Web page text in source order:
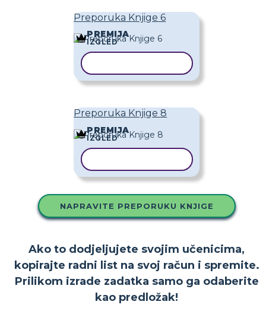
Preporuka Knjige 6
PREMIJA
IZGLED
Preporuka Knjige 8
PREMIJA
IZGLED
NAPRAVITE PREPORUKU KNJIGE
Ako to dodjeljujete svojim učenicima,
kopirajte radni list na svoj račun i spremite.
Prilikom izrade zadatka samo ga odaberite
kao predložak!